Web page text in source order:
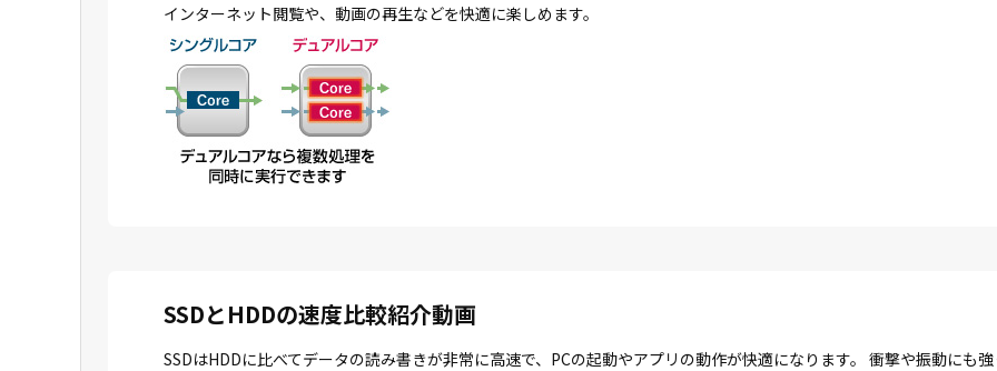
インターネット閲覧や、動画の再生などを快適に楽しめます。
SSDとHDDの速度比較紹介動画
SSDはHDDに比べてデータの読み書きが非常に高速で、PCの起動やアプリの動作が快適になります。 衝撃や振動にも